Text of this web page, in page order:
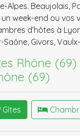
Alpes. Beaujolais,
un week-end ou vos
d’hôtes à
Givors,
Rhône (69)
(69)
Gîtes